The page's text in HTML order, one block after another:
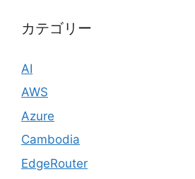
カテゴリー
AI
AWS
Azure
Cambodia
EdgeRouter